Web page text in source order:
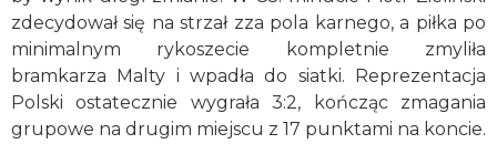
zdecydował się na strzał zza pola karnego, a piłka po
minimalnym rykoszecie kompletnie zmyliła
bramkarza Malty i wpadła do siatki. Reprezentacja
Polski ostatecznie wygrała 3:2, kończąc zmagania
grupowe na drugim miejscu z 17 punktami na koncie.